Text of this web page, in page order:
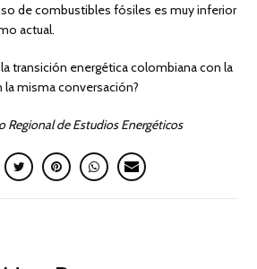
de combustibles fósiles es muy inferior
actual.
la transición energética colombiana con la
misma conversación?
Regional de Estudios Energéticos